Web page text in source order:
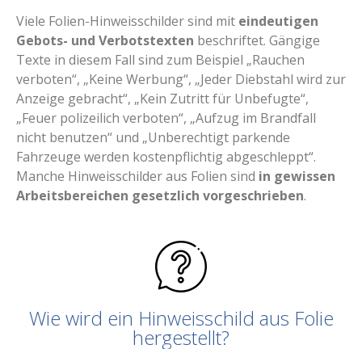
Viele Folien-Hinweisschilder sind mit eindeutigen
Gebots- und Verbotstexten beschriftet. Gängige
Texte in diesem Fall sind zum Beispiel „Rauchen
verboten“, „Keine Werbung“, „Jeder Diebstahl wird zur
Anzeige gebracht“, „Kein Zutritt für Unbefugte“,
„Feuer polizeilich verboten“, „Aufzug im Brandfall
nicht benutzen“ und „Unberechtigt parkende
Fahrzeuge werden kostenpflichtig abgeschleppt“.
Manche Hinweisschilder aus Folien sind in gewissen
Arbeitsbereichen gesetzlich vorgeschrieben.
Wie wird ein Hinweisschild aus Folie
hergestellt?